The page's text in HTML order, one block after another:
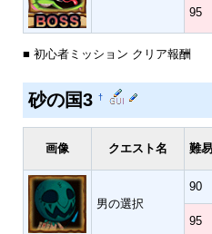
95
■ 初心者ミッション クリア報酬
砂の国3 †
画像 クエスト名 難
男の選択
90
95